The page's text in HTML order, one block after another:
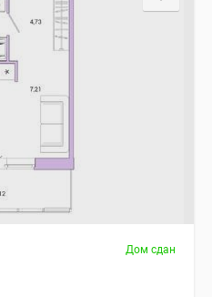
Дом сдан